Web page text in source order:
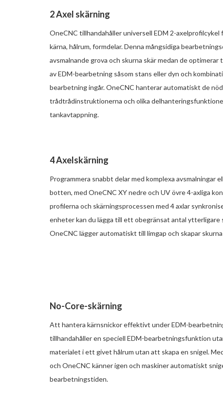
2 Axel skärning
OneCNC tillhandahåller universell EDM 2-
kärna, hålrum, formdelar. Denna mångsidiga
avsmalnande grova och skurna skär medan de
av EDM-bearbetning såsom stans eller dyn och
bearbetning ingår. OneCNC hanterar automatiskt de
trådtrådinstruktionerna och olika
tankavtappning.
4 Axelskärning
Programmera snabbt delar med komplexa
botten, med OneCNC XY nedre och UV övre 4-axliga
profilerna och skärningsprocessen med 4 axlar
enheter kan du lägga till ett obegränsat antal ytterligare
OneCNC lägger automatiskt till limgap och skapar
No-Core-skärning
Att hantera kärnsnickor effektivt under EDM-
tillhandahåller en speciell EDM-bearbetningsfunktion
materialet i ett givet hålrum utan att skapa en snigel.
och OneCNC känner igen och maskiner automatiskt
bearbetningstiden.